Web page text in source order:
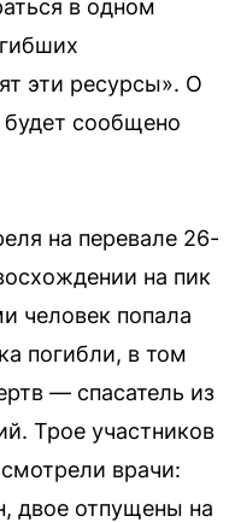
в одном
эти ресурсы». О
сообщено
на перевале 26-
на пик
человек попала
погибли, в том
— спасатель из
Трое участников
врачи:
двое отпущены на